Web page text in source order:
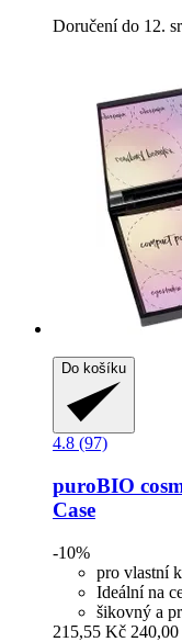
Doručení do 12.
Do košíku
4.8 (97)
puroBIO
Case
-10%
pro vlastní
Ideální na
šikovný a
215,55 Kč